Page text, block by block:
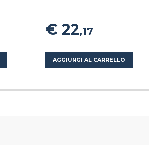
€ 22,17
AGGIUNGI AL CARRELLO